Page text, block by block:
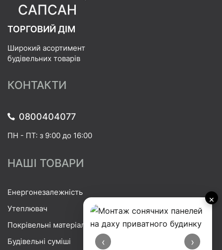
×
‹ ›
ТОРГОВИЙ ДІМ
Широкий асортимент
будівельних товарів
КОНТАКТИ
0800404077
ПН - ПТ: з 9:00 до 16:00
НАШІ ТОВАРИ
Енергонезалежність
Утеплювач
Покрівельні матеріали
Будівельні суміші